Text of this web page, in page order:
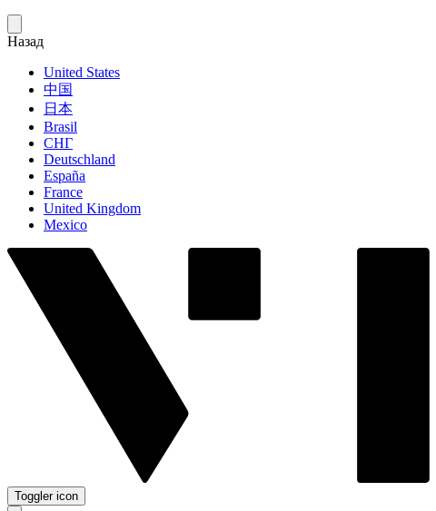
Назад
United States
中国
日本
Brasil
СНГ
Deutschland
España
France
United Kingdom
Mexico
Toggler icon